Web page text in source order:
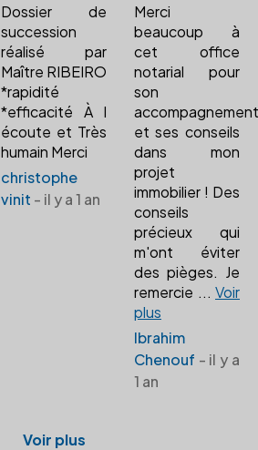
Dossier de
succession
réalisé par
Maître RIBEIRO
*rapidité
*efficacité À l
écoute et Très
humain Merci
christophe
vinit - il y a 1 an
Merci
beaucoup à
cet office
notarial pour
son
accompagnement
et ses conseils
dans mon
projet
immobilier ! Des
conseils
précieux qui
m'ont éviter
des pièges. Je
remercie ... Voir
plus
Ibrahim
Chenouf - il y a
1 an
Voir plus